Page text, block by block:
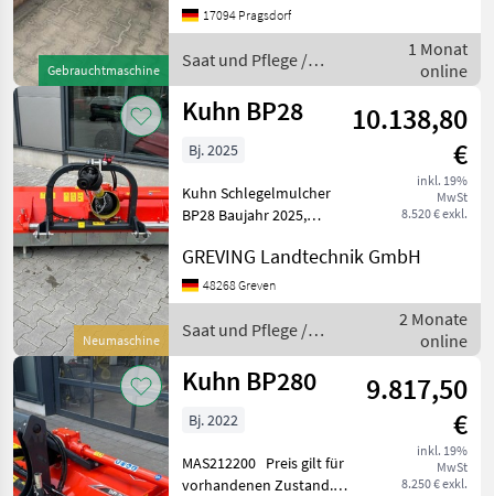
Gebrauchtmaschine
14m, 24 Hammerschlegel,
ZW, Gegenschneide,
Anfahrsicherung,
17094 Pragsdorf
Saat und Pflege /
Kuhn
1 Monat
online
Neumaschine
Kuhn BP28
10.138,80
€
inkl. 19%
MwSt
8.520 € exkl.
Bj. 2025
Kuhn Schlegelmulcher
BP28 Baujahr 2025,
Anbaubock kann
hydraulisch auf einem
Schieberohr seitlich
verschoben werden. Das
GREVING Landtechnik GmbH
48268 Greven
Saat und Pflege /
Kuhn
2 Monate
online
Kuhn BP280
9.817,50
€
inkl. 19%
MwSt
8.250 € exkl.
Bj. 2022
MAS212200 Preis gilt für
vorhandenen Zustand.